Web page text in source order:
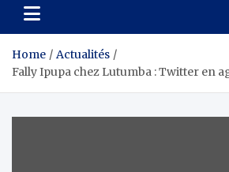
Home
Actualités
Fally Ipupa chez Lutumba : Twitter en